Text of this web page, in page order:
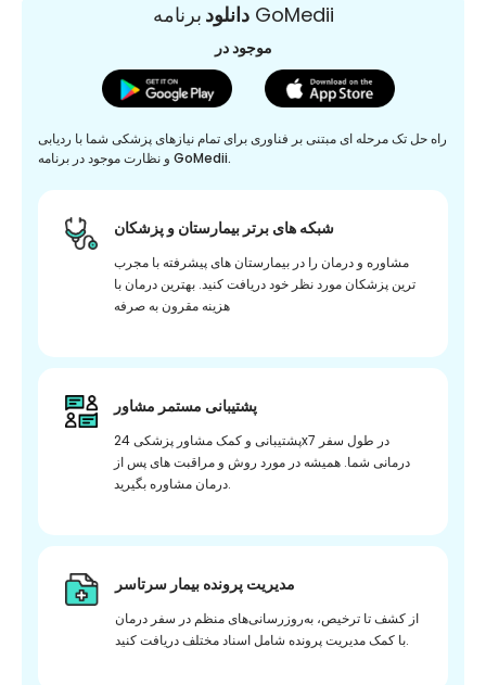
دانلودبرنامه GoMedii
موجود در
راه حل تک مرحله ای مبتنی بر فناوری برای تمام نیازهای پزشکی شما با ردیابی
و نظارت موجود در برنامه GoMedii.
شبکه های برتر بیمارستان و پزشکان
مشاوره و درمان را در بیمارستان های پیشرفته با مجرب
ترین پزشکان مورد نظر خود دریافت کنید. بهترین درمان با
هزینه مقرون به صرفه
پشتیبانی مستمر مشاور
پشتیبانی و کمک مشاور پزشکی 24x7 در طول سفر
درمانی شما. همیشه در مورد روش و مراقبت های پس از
درمان مشاوره بگیرید.
مدیریت پرونده بیمار سرتاسر
از کشف تا ترخیص، به‌روزرسانی‌های منظم در سفر درمان
با کمک مدیریت پرونده شامل اسناد مختلف دریافت کنید.